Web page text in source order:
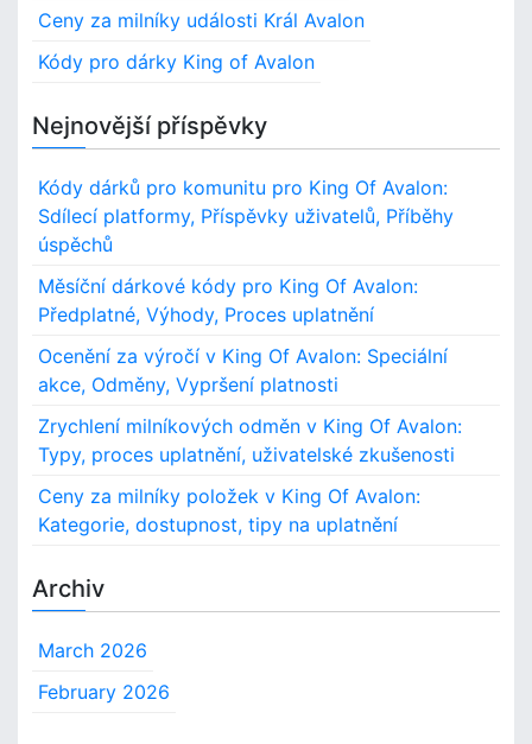
Ceny za milníky události Král Avalon
Kódy pro dárky King of Avalon
Nejnovější příspěvky
Kódy dárků pro komunitu pro King Of Avalon:
Sdílecí platformy, Příspěvky uživatelů, Příběhy
úspěchů
Měsíční dárkové kódy pro King Of Avalon:
Předplatné, Výhody, Proces uplatnění
Ocenění za výročí v King Of Avalon: Speciální
akce, Odměny, Vypršení platnosti
Zrychlení milníkových odměn v King Of Avalon:
Typy, proces uplatnění, uživatelské zkušenosti
Ceny za milníky položek v King Of Avalon:
Kategorie, dostupnost, tipy na uplatnění
Archiv
March 2026
February 2026